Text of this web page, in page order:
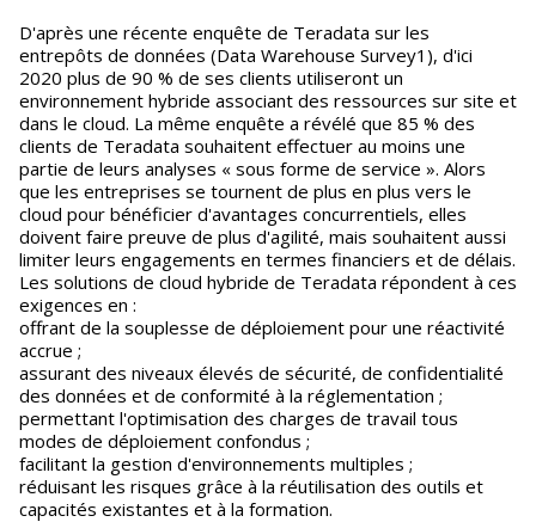
D'après une récente enquête de Teradata sur les
entrepôts de données (Data Warehouse Survey1), d'ici
2020 plus de 90 % de ses clients utiliseront un
environnement hybride associant des ressources sur site et
dans le cloud. La même enquête a révélé que 85 % des
clients de Teradata souhaitent effectuer au moins une
partie de leurs analyses « sous forme de service ». Alors
que les entreprises se tournent de plus en plus vers le
cloud pour bénéficier d'avantages concurrentiels, elles
doivent faire preuve de plus d'agilité, mais souhaitent aussi
limiter leurs engagements en termes financiers et de délais.
Les solutions de cloud hybride de Teradata répondent à ces
exigences en :
offrant de la souplesse de déploiement pour une réactivité
accrue ;
assurant des niveaux élevés de sécurité, de confidentialité
des données et de conformité à la réglementation ;
permettant l'optimisation des charges de travail tous
modes de déploiement confondus ;
facilitant la gestion d'environnements multiples ;
réduisant les risques grâce à la réutilisation des outils et
capacités existantes et à la formation.